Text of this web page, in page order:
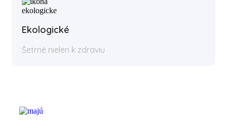
Ekologické
Šetrné nielen k zdraviu